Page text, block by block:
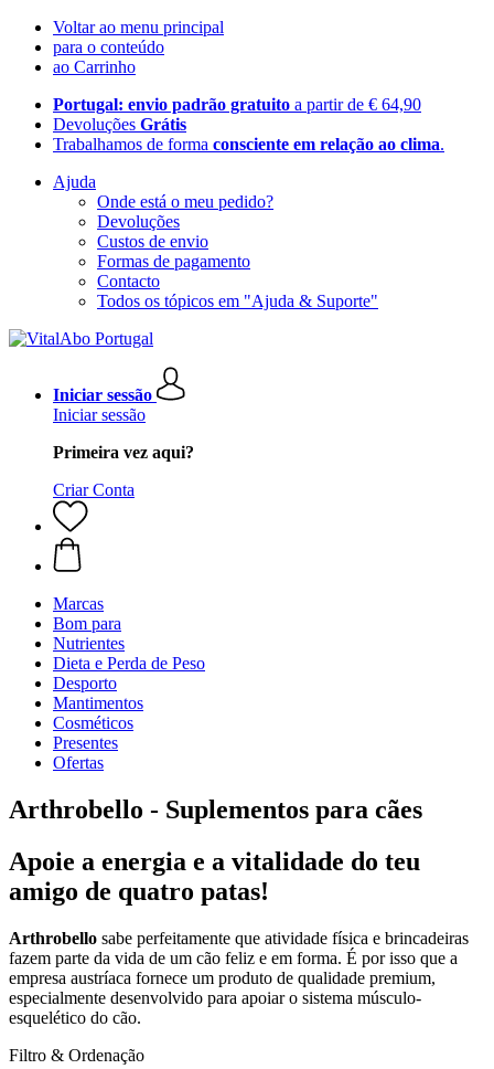
Voltar ao menu principal
para o conteúdo
ao Carrinho
Portugal: envio padrão gratuito a partir de € 64,90
Devoluções Grátis
Trabalhamos de forma consciente em relação ao clima.
Ajuda
Onde está o meu pedido?
Devoluções
Custos de envio
Formas de pagamento
Contacto
Todos os tópicos em "Ajuda & Suporte"
Iniciar sessão
Iniciar sessão
Primeira vez aqui?
Criar Conta
Marcas
Bom para
Nutrientes
Dieta e Perda de Peso
Desporto
Mantimentos
Cosméticos
Presentes
Ofertas
Arthrobello - Suplementos para cães
Apoie a energia e a vitalidade do teu
amigo de quatro patas!
Arthrobello sabe perfeitamente que atividade física e brincadeiras
fazem parte da vida de um cão feliz e em forma. É por isso que a
empresa austríaca fornece um produto de qualidade premium,
especialmente desenvolvido para apoiar o sistema músculo-
esquelético do cão.
Filtro & Ordenação